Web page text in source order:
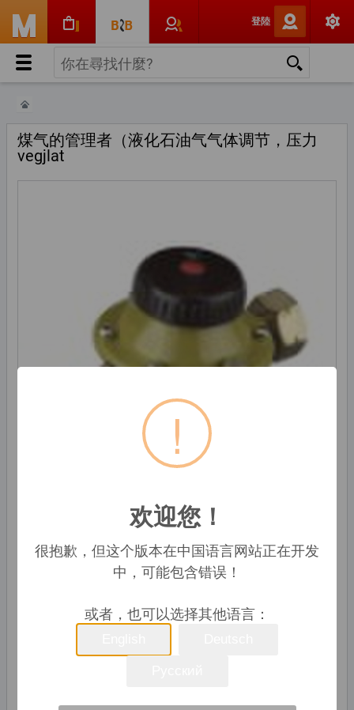
登陸
煤气的管理者（液化石油气气体调节，压力
vegjlat
Ningbo Sanzhuang Valve Co., Ltd.
!
欢迎您！
很抱歉，但这个版本在中国语言网站正在开发
中，可能包含错误！
或者，也可以选择其他语言：